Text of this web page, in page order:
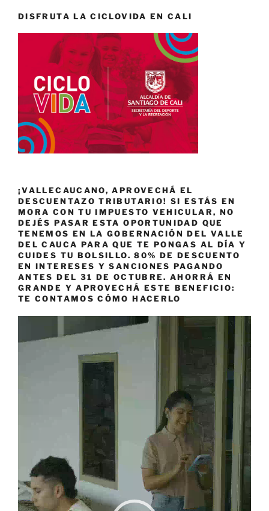
DISFRUTA LA CICLOVIDA EN CALI
¡VALLECAUCANO, APROVECHÁ EL
DESCUENTAZO TRIBUTARIO! SI ESTÁS EN
MORA CON TU IMPUESTO VEHICULAR, NO
DEJÉS PASAR ESTA OPORTUNIDAD QUE
TENEMOS EN LA GOBERNACIÓN DEL VALLE
DEL CAUCA PARA QUE TE PONGAS AL DÍA Y
CUIDES TU BOLSILLO. 80% DE DESCUENTO
EN INTERESES Y SANCIONES PAGANDO
ANTES DEL 31 DE OCTUBRE. AHORRÁ EN
GRANDE Y APROVECHÁ ESTE BENEFICIO:
TE CONTAMOS CÓMO HACERLO